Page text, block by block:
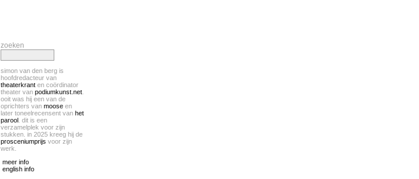
zoeken
simon van den berg is
hoofdredacteur van
theaterkrant en coördinator
theater van podiumkunst.net
ooit was hij een van de
oprichters van moose en
later toneelrecensent van het
parool . dit is een
verzamelplek voor zijn
stukken. in 2025 kreeg hij de
prosceniumprijs voor zijn
werk.
meer info
english info